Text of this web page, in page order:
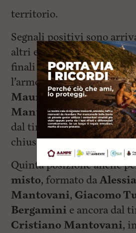
territorio.
Segnali positivi sono
altri equipaggi grigiorossi
finali nazionali. Nel
l’armo composto da
Maurizio Mantovani,
Mantovani,Simone
dal timoniereCristiano
chiuso la propria prova al
Quinta posizione anche
misto, formato da
Mantovani, Giacomo
Bergamini e ancora dal
Cristiano Mantovani,